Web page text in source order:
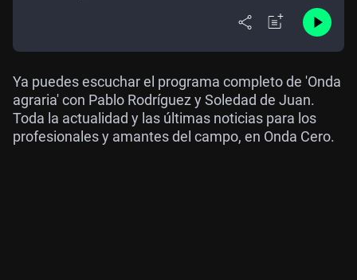
Ya puedes escuchar el programa completo de 'Onda
agraria' con Pablo Rodríguez y Soledad de Juan.
Toda la actualidad y las últimas noticias para los
profesionales y amantes del campo, en Onda Cero.